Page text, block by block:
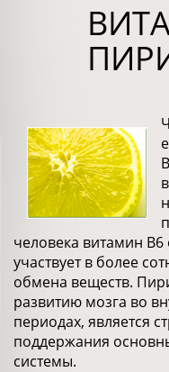
человека витамин
участвует в более
обмена веществ.
развитию мозга во
периодах, является
поддержания
системы.